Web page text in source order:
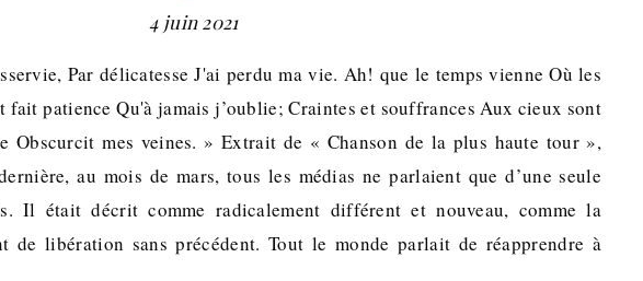
4 juin 2021
Par délicatesse J'ai perdu ma vie. Ah! que le temps vienne Où les
fait patience Qu'à jamais j’oublie; Craintes et souffrances Aux cieux sont
Obscurcit mes veines. » Extrait de « Chanson de la plus haute tour »,
au mois de mars, tous les médias ne parlaient que d’une seule
Il était décrit comme radicalement différent et nouveau, comme la
de libération sans précédent. Tout le monde parlait de réapprendre à